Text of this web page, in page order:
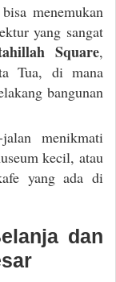
menemukan
yang sangat
Square,
Tua, di mana
bangunan
menikmati
kecil, atau
yang ada di
dan